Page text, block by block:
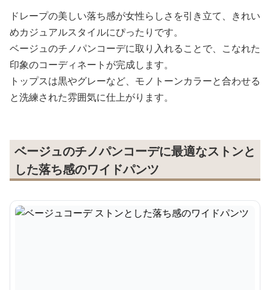
ドレープの美しい落ち感が女性らしさを引き立て、きれい
めカジュアルスタイルにぴったりです。
ベージュのチノパンコーデに取り入れることで、こなれた
印象のコーディネートが完成します。
トップスは黒やグレーなど、モノトーンカラーと合わせる
と洗練された雰囲気に仕上がります。
ベージュのチノパンコーデに最適なストンと
した落ち感のワイドパンツ